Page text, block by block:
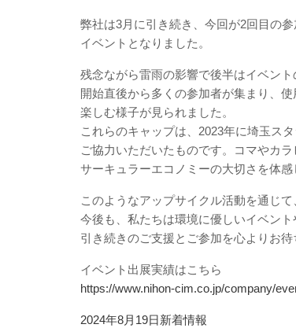
弊社は3月に引き続き、今回が2回目の
イベントとなりました。
残念ながら雷雨の影響で後半はイベン
開始直後から多くの参加者が集まり、
楽しむ様子が見られました。
これらのキャップは、2023年に埼玉ス
ご協力いただいたものです。コマやカ
サーキュラーエコノミーの大切さを体感
このようなアップサイクル活動を通じ
今後も、私たちは環境に優しいイベン
引き続きのご支援とご参加を心よりお待
イベント出展実績はこちら
https://www.nihon-cim.co.jp/company/
投
2024年8月19日カ
新着情報